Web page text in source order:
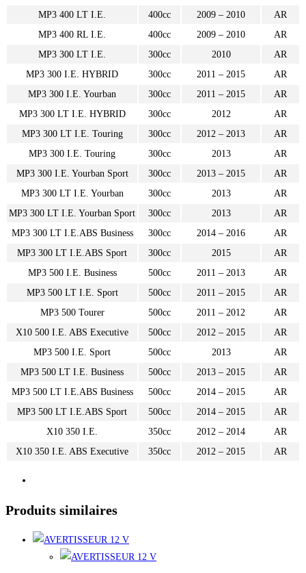
MP3 400 LT I.E.
400cc 2009 – 2010
AR
MP3 400 RL I.E.
400cc 2009 – 2010
AR
MP3 300 LT I.E.
300cc 2010
AR
MP3 300 I.E. HYBRID
300cc 2011 – 2015
AR
MP3 300 I.E. Yourban
300cc 2011 – 2015
AR
MP3 300 LT I.E. HYBRID
300cc 2012
AR
MP3 300 LT I.E. Touring
300cc 2012 – 2013
AR
MP3 300 I.E. Touring
300cc 2013
AR
MP3 300 I.E. Yourban Sport
300cc 2013 – 2015
AR
MP3 300 LT I.E. Yourban
300cc 2013
AR
MP3 300 LT I.E. Yourban Sport
300cc 2013
AR
MP3 300 LT I.E.ABS Business
300cc 2014 – 2016
AR
MP3 300 LT I.E.ABS Sport
300cc 2015
AR
MP3 500 I.E. Business
500cc 2011 – 2013
AR
MP3 500 LT I.E. Sport
500cc 2011 – 2015
AR
MP3 500 Tourer
500cc 2011 – 2012
AR
X10 500 I.E. ABS Executive
500cc 2012 – 2015
AR
MP3 500 I.E. Sport
500cc 2013
AR
MP3 500 LT I.E. Business
500cc 2013 – 2015
AR
MP3 500 LT I.E.ABS Business
500cc 2014 – 2015
AR
MP3 500 LT I.E.ABS Sport
500cc 2014 – 2015
AR
X10 350 I.E.
350cc 2012 – 2014
AR
X10 350 I.E. ABS Executive
350cc 2012 – 2015 AR
Produits similaires